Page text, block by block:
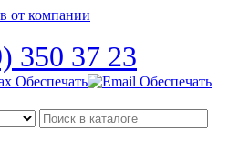
350 37 23